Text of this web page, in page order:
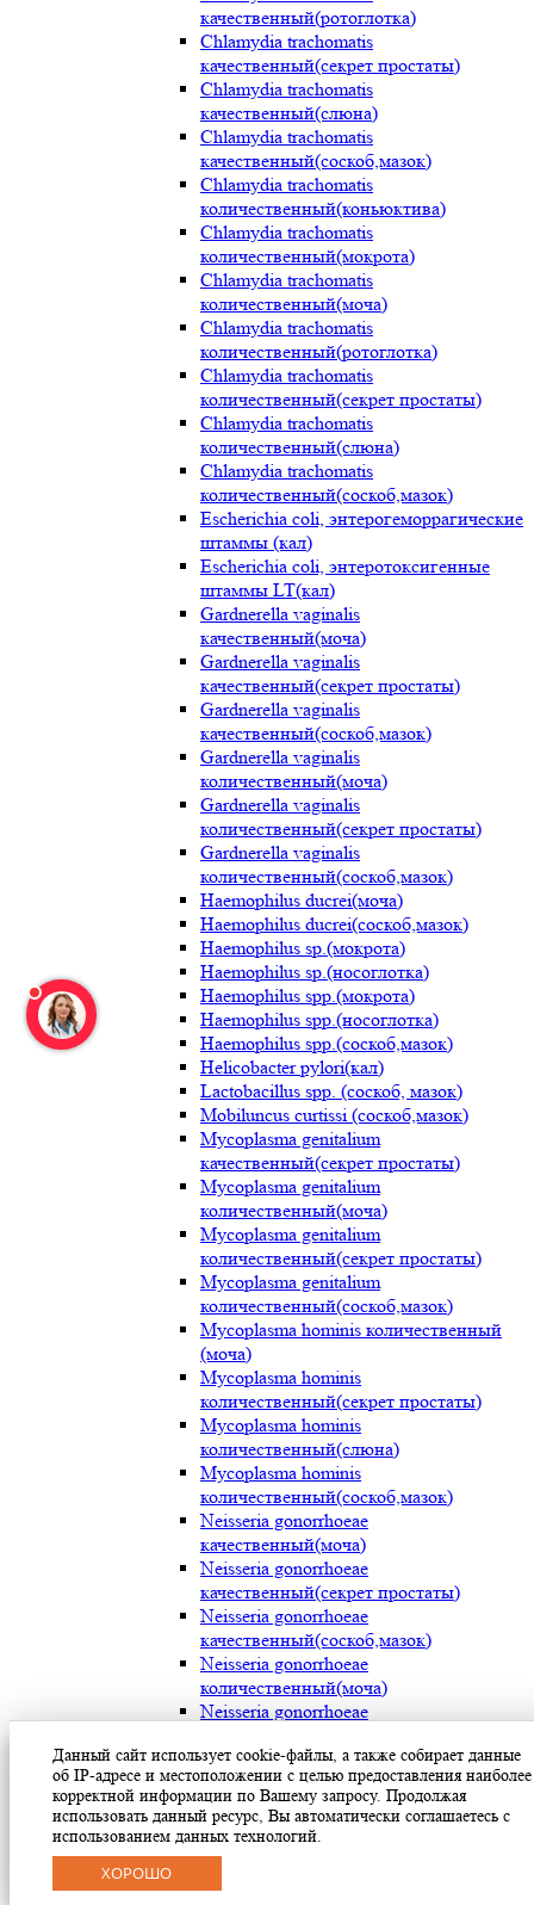
качественный(ротоглотка)
Chlamydia trachomatis
качественный(секрет простаты)
Chlamydia trachomatis
качественный(слюна)
Chlamydia trachomatis
качественный(соскоб,мазок)
Chlamydia trachomatis
количественный(коньюктива)
Chlamydia trachomatis
количественный(мокрота)
Chlamydia trachomatis
количественный(моча)
Chlamydia trachomatis
количественный(ротоглотка)
Chlamydia trachomatis
количественный(секрет простаты)
Chlamydia trachomatis
количественный(слюна)
Chlamydia trachomatis
количественный(соскоб,мазок)
Escherichia coli, энтерогеморрагические
штаммы (кал)
Escherichia coli, энтеротоксигенные
штаммы LT(кал)
Gardnerella vaginalis
качественный(моча)
Gardnerella vaginalis
качественный(секрет простаты)
Gardnerella vaginalis
качественный(соскоб,мазок)
Gardnerella vaginalis
количественный(моча)
Gardnerella vaginalis
количественный(секрет простаты)
Gardnerella vaginalis
количественный(соскоб,мазок)
Haemophilus ducrei(моча)
Haemophilus ducrei(соскоб,мазок)
Haemophilus sp.(мокрота)
Haemophilus sp.(носоглотка)
Haemophilus spp.(мокрота)
Haemophilus spp.(носоглотка)
Haemophilus spp.(соскоб,мазок)
Helicobacter pylori(кал)
Lactobacillus spp. (соскоб, мазок)
Mobiluncus curtissi (соскоб,мазок)
Mycoplasma genitalium
качественный(секрет простаты)
Mycoplasma genitalium
количественный(моча)
Mycoplasma genitalium
количественный(секрет простаты)
Mycoplasma genitalium
количественный(соскоб,мазок)
Mycoplasma hominis количественный
(моча)
Mycoplasma hominis
количественный(секрет простаты)
Mycoplasma hominis
количественный(слюна)
Mycoplasma hominis
количественный(соскоб,мазок)
Neisseria gonorrhoeae
качественный(моча)
Neisseria gonorrhoeae
качественный(секрет простаты)
Neisseria gonorrhoeae
качественный(соскоб,мазок)
Neisseria gonorrhoeae
количественный(моча)
Neisseria gonorrhoeae
Neisseria gonorrhoeae
количественный(соскоб,мазок)
Streptococcus pyogenes (мокрота)
Streptococcus pyogenes (носоглотка)
Streptococcus pyogenes(мазок с раневой
Данный сайт использует cookie-файлы, а также собирает данные
об IP-адресе и местоположении с целью предоставления наиболее
корректной информации по Вашему запросу. Продолжая
использовать данный ресурс, Вы автоматически соглашаетесь с
использованием данных технологий.
ХОРОШО